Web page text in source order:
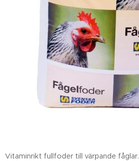
Vitaminrikt fullfoder till värpande fåglar.